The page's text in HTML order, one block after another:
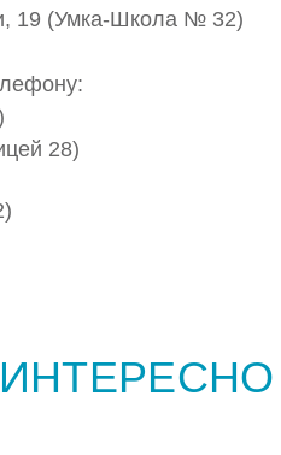
19 (Умка-Школа № 32)
28)
ИНТЕРЕСНО